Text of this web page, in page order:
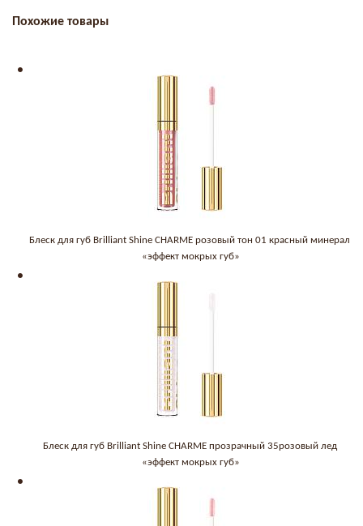
Похожие товары
Блеск для губ Brilliant Shine CHARME розовый тон 01 красный минерал
«эффект мокрых губ»
Блеск для губ Brilliant Shine CHARME прозрачный 35розовый лед
«эффект мокрых губ»